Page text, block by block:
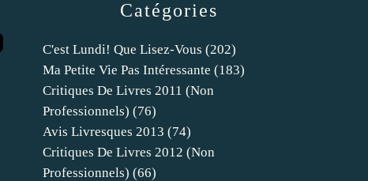
Catégories
C'est Lundi! Que Lisez-Vous (202)
Ma Petite Vie Pas Intéressante (183)
Critiques De Livres 2011 (non
Professionnels) (76)
Avis Livresques 2013 (74)
Critiques De Livres 2012 (non
Professionnels) (66)